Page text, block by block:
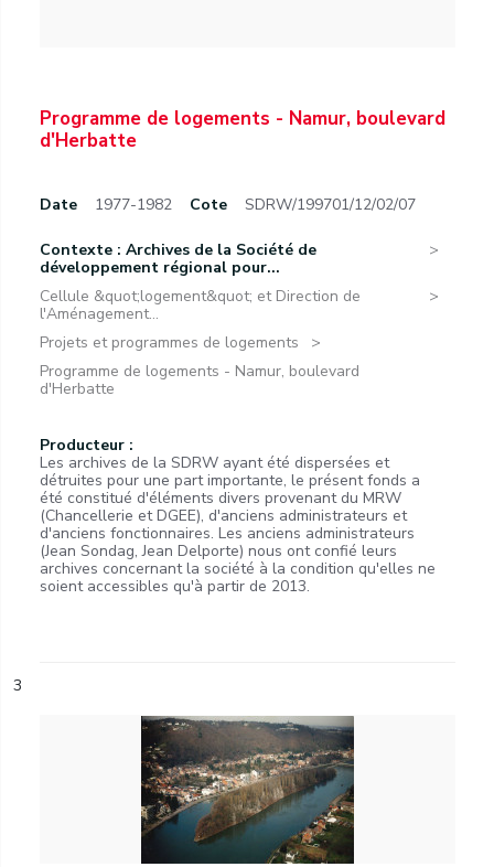
Programme de logements - Namur, boulevard
d'Herbatte
Date 1977-1982 Cote SDRW/199701/12/02/07
Contexte : Archives de la Société de
développement régional pour...
Cellule &quot;logement&quot; et Direction de
l'Aménagement...
Projets et programmes de logements
Programme de logements - Namur, boulevard
d'Herbatte
Producteur :
Les archives de la SDRW ayant été dispersées et
détruites pour une part importante, le présent fonds a
été constitué d'éléments divers provenant du MRW
(Chancellerie et DGEE), d'anciens administrateurs et
d'anciens fonctionnaires. Les anciens administrateurs
(Jean Sondag, Jean Delporte) nous ont confié leurs
archives concernant la société à la condition qu'elles ne
soient accessibles qu'à partir de 2013.
3